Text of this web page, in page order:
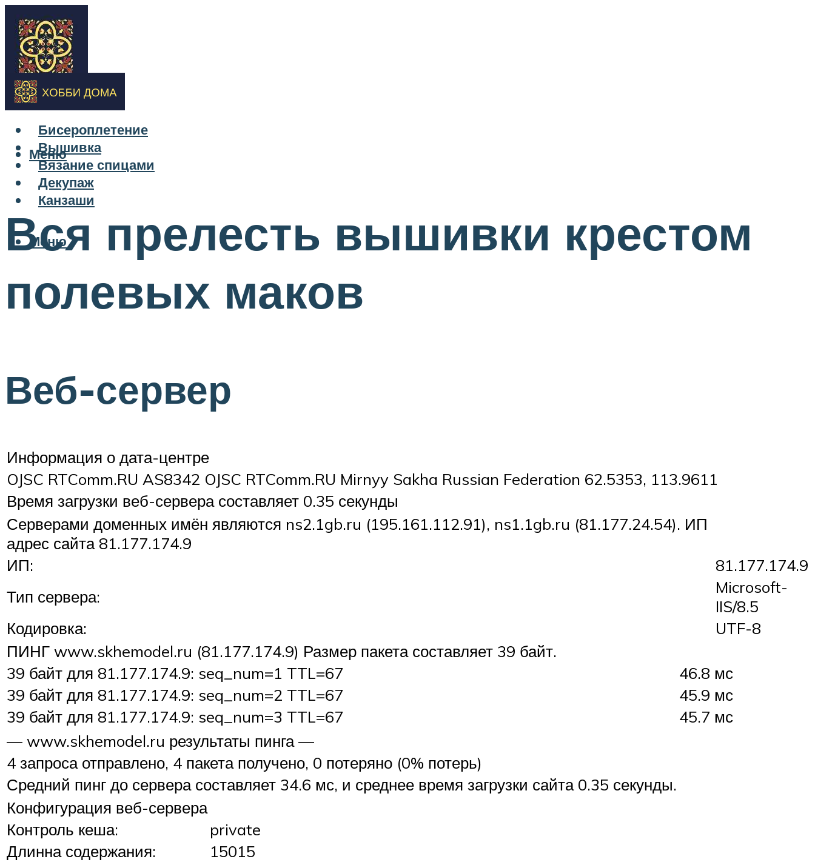
Бисероплетение
Вышивка
Вязание спицами
Декупаж
Канзаши
Меню
Меню
Вся прелесть вышивки крестом
полевых маков
Веб-сервер
Информация о дата-центре
OJSC RTComm.RU AS8342 OJSC RTComm.RU Mirnyy Sakha Russian Federation 62.5353, 113.9611
Время загрузки веб-сервера составляет 0.35 секунды
Серверами доменных имён являются ns2.1gb.ru (195.161.112.91), ns1.1gb.ru (81.177.24.54). ИП
адрес сайта 81.177.174.9
ИП:
81.177.174.9
Тип сервера:
Microsoft-
IIS/8.5
Кодировка:
UTF-8
ПИНГ www.skhemodel.ru (81.177.174.9) Размер пакета составляет 39 байт.
39 байт для 81.177.174.9: seq_num=1 TTL=67
46.8 мс
39 байт для 81.177.174.9: seq_num=2 TTL=67
45.9 мс
39 байт для 81.177.174.9: seq_num=3 TTL=67
45.7 мс
— www.skhemodel.ru результаты пинга —
4 запроса отправлено, 4 пакета получено, 0 потеряно (0% потерь)
Средний пинг до сервера составляет 34.6 мс, и среднее время загрузки сайта 0.35 секунды.
Конфигурация веб-сервера
Контроль кеша:
private
Длинна содержания:
15015